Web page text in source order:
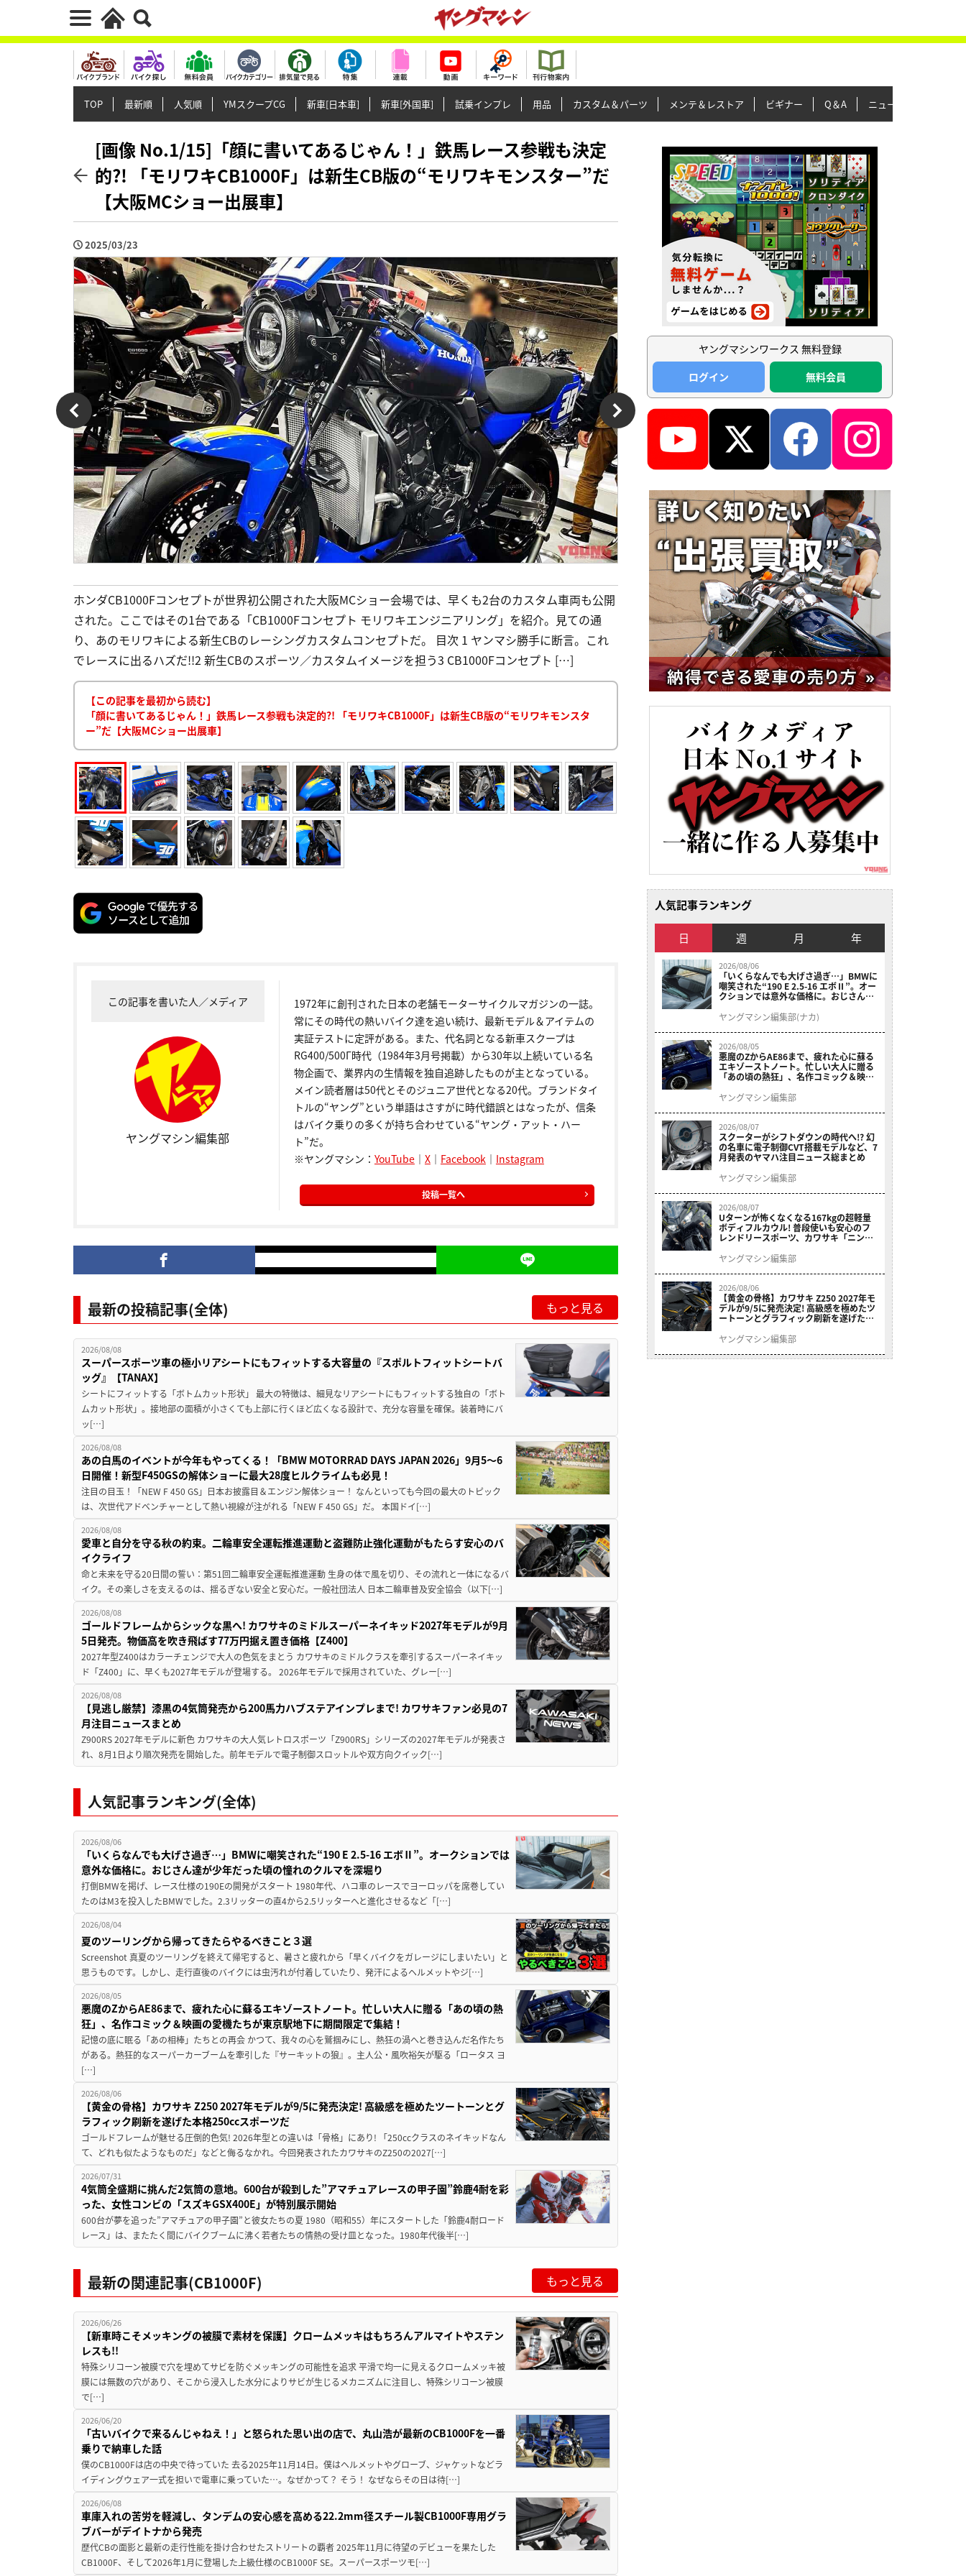
TOP 最新順 人気順 YMスクープCG 新車[日本車] 新車[外国車] 試乗インプレ 用品 カスタム＆パーツ メンテ＆レストア ビギナー Q＆A ニュース＆トピックス
[画像 No.1/15]「顔に書いてあるじゃん！」鉄馬レース参戦も決定
的?! 「モリワキCB1000F」は新生CB版の“モリワキモンスター”だ
【大阪MCショー出展車】
2025/03/23
ホンダCB1000Fコンセプトが世界初公開された大阪MCショー会場では、早くも2台のカスタム車両も公開
された。ここではその1台である「CB1000Fコンセプト モリワキエンジニアリング」を紹介。見ての通
り、あのモリワキによる新生CBのレーシングカスタムコンセプトだ。 目次 1 ヤンマシ勝手に断言。これ
でレースに出るハズだ!!2 新生CBのスポーツ／カスタムイメージを担う3 CB1000Fコンセプト […]
【この記事を最初から読む】
「顔に書いてあるじゃん！」鉄馬レース参戦も決定的?! 「モリワキCB1000F」は新生CB版の“モリワキモンスタ
ー”だ【大阪MCショー出展車】
この記事を書いた人／メディア
ヤングマシン編集部
1972年に創刊された日本の老舗モーターサイクルマガジンの一誌。
常にその時代の熱いバイク達を追い続け、最新モデル＆アイテムの
実証テストに定評がある。また、代名詞となる新車スクープは
RG400/500Γ時代（1984年3月号掲載）から30年以上続いている名
物企画で、業界内の生情報を独自追跡したものが主となっている。
メイン読者層は50代とそのジュニア世代となる20代。ブランドタイ
トルの“ヤング”という単語はさすがに時代錯誤とはなったが、信条
はバイク乗りの多くが持ち合わせている“ヤング・アット・ハー
ト”だ。
※ヤングマシン： YouTube｜ X｜ Facebook ｜ Instagram
投稿一覧へ
最新の投稿記事(全体) もっと見る
2026/08/08
スーパースポーツ車の極小リアシートにもフィットする大容量の『スポルトフィットシートバ
ッグ』【TANAX】
シートにフィットする「ボトムカット形状」 最大の特徴は、細見なリアシートにもフィットする独自の「ボト
ムカット形状」。接地部の面積が小さくても上部に行くほど広くなる設計で、充分な容量を確保。装着時にバ
ッ[…]
2026/08/08
あの白馬のイベントが今年もやってくる！「BMW MOTORRAD DAYS JAPAN 2026」9月5〜6
日開催！新型F450GSの解体ショーに最大28度ヒルクライムも必見！
注目の目玉！「NEW F 450 GS」日本お披露目＆エンジン解体ショー！ なんといっても今回の最大のトピック
は、次世代アドベンチャーとして熱い視線が注がれる「NEW F 450 GS」だ。 本国ドイ[…]
2026/08/08
愛車と自分を守る秋の約束。二輪車安全運転推進運動と盗難防止強化運動がもたらす安心のバ
イクライフ
命と未来を守る20日間の誓い：第51回二輪車安全運転推進運動 生身の体で風を切り、その流れと一体になるバ
イク。その楽しさを支えるのは、揺るぎない安全と安心だ。一般社団法人 日本二輪車普及安全協会（以下[…]
2026/08/08
ゴールドフレームからシックな黒へ! カワサキのミドルスーパーネイキッド2027年モデルが9月
5日発売。物価高を吹き飛ばす77万円据え置き価格【Z400】
2027年型Z400はカラーチェンジで大人の色気をまとう カワサキのミドルクラスを牽引するスーパーネイキッ
ド「Z400」に、早くも2027年モデルが登場する。 2026年モデルで採用されていた、グレー[…]
2026/08/08
【見逃し厳禁】漆黒の4気筒発売から200馬力ハブステアインプレまで! カワサキファン必見の7
月注目ニュースまとめ
Z900RS 2027年モデルに新色 カワサキの大人気レトロスポーツ「Z900RS」シリーズの2027年モデルが発表さ
れ、8月1日より順次発売を開始した。前年モデルで電子制御スロットルや双方向クイック[…]
人気記事ランキング(全体)
2026/08/06
「いくらなんでも大げさ過ぎ…」BMWに嘲笑された“190 E 2.5-16 エボⅡ”。オークションでは
意外な価格に。おじさん達が少年だった頃の憧れのクルマを深堀り
打倒BMWを掲げ、レース仕様の190Eの開発がスタート 1980年代、ハコ車のレースでヨーロッパを席巻してい
たのはM3を投入したBMWでした。2.3リッターの直4から2.5リッターへと進化させるなど「[…]
2026/08/04
夏のツーリングから帰ってきたらやるべきこと３選
Screenshot 真夏のツーリングを終えて帰宅すると、暑さと疲れから「早くバイクをガレージにしまいたい」と
思うものです。しかし、走行直後のバイクには虫汚れが付着していたり、発汗によるヘルメットやジ[…]
2026/08/05
悪魔のZからAE86まで、疲れた心に蘇るエキゾーストノート。忙しい大人に贈る「あの頃の熱
狂」、名作コミック＆映画の愛機たちが東京駅地下に期間限定で集結！
記憶の底に眠る「あの相棒」たちとの再会 かつて、我々の心を鷲掴みにし、熱狂の渦へと巻き込んだ名作たち
がある。熱狂的なスーパーカーブームを牽引した『サーキットの狼』。主人公・風吹裕矢が駆る「ロータス ヨ
[…]
2026/08/06
【黄金の骨格】カワサキ Z250 2027年モデルが9/5に発売決定! 高級感を極めたツートーンとグ
ラフィック刷新を遂げた本格250ccスポーツだ
ゴールドフレームが魅せる圧倒的色気! 2026年型との違いは「骨格」にあり! 「250ccクラスのネイキッドなん
て、どれも似たようなものだ」などと侮るなかれ。今回発表されたカワサキのZ250の2027[…]
2026/07/31
4気筒全盛期に挑んだ2気筒の意地。600台が殺到した”アマチュアレースの甲子園”鈴鹿4耐を彩
った、女性コンビの「スズキGSX400E」が特別展示開始
600台が夢を追った”アマチュアの甲子園”と彼女たちの夏 1980（昭和55）年にスタートした「鈴鹿4耐ロード
レース」は、またたく間にバイクブームに沸く若者たちの情熱の受け皿となった。1980年代後半[…]
最新の関連記事(CB1000F) もっと見る
2026/06/26
【新車時こそメッキングの被膜で素材を保護】クロームメッキはもちろんアルマイトやステン
レスも!!
特殊シリコーン被膜で穴を埋めてサビを防ぐメッキングの可能性を追求 平滑で均一に見えるクロームメッキ被
膜には無数の穴があり、そこから浸入した水分によりサビが生じるメカニズムに注目し、特殊シリコーン被膜
で[…]
2026/06/20
「古いバイクで来るんじゃねえ！」と怒られた思い出の店で、丸山浩が最新のCB1000Fを一番
乗りで納車した話
僕のCB1000Fは店の中央で待っていた 去る2025年11月14日。僕はヘルメットやグローブ、ジャケットなどラ
イディングウェア一式を担いで電車に乗っていた…。なぜかって？ そう！ なぜならその日は待[…]
2026/06/08
車庫入れの苦労を軽減し、タンデムの安心感を高める22.2mm径スチール製CB1000F専用グラ
ブバーがデイトナから発売
歴代CBの面影と最新の走行性能を掛け合わせたストリートの覇者 2025年11月に待望のデビューを果たした
CB1000F、そして2026年1月に登場した上級仕様のCB1000F SE。スーパースポーツモ[…]
ヤングマシンワークス 無料登録
ログイン
無料会員
人気記事ランキング
日 週 月 年
2026/08/06
「いくらなんでも大げさ過ぎ…」BMWに
嘲笑された“190 E 2.5-16 エボⅡ”。オー
クションでは意外な価格に。おじさん達
ヤングマシン編集部(ナカ)
2026/08/05
悪魔のZからAE86まで、疲れた心に蘇る
エキゾーストノート。忙しい大人に贈る
「あの頃の熱狂」、名作コミック＆映画
結！
ヤングマシン編集部
2026/08/07
スクーターがシフトダウンの時代へ!? 幻
の名車に電子制御CVT搭載モデルなど、7
月発表のヤマハ注目ニュース総まとめ
ヤングマシン編集部
2026/08/07
Uターンが怖くなくなる167kgの超軽量
ボディフルカウル! 普段使いも安心のフ
レンドリースポーツ、カワサキ「ニンジ
9/5発売
ヤングマシン編集部
2026/08/06
【黄金の骨格】カワサキ Z250 2027年モ
デルが9/5に発売決定! 高級感を極めたツ
ートーンとグラフィック刷新を遂げた本
ヤングマシン編集部